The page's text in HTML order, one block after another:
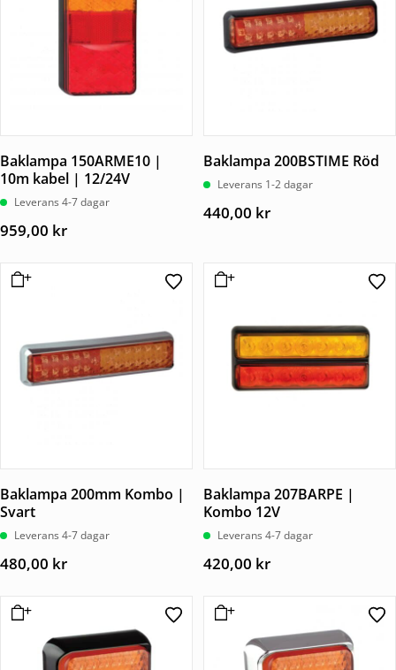
Baklampa 150ARME10 |
10m kabel | 12/24V
Leverans 4-7 dagar
959,00 kr
Baklampa 200BSTIME Röd
Leverans 1-2 dagar
440,00 kr
Baklampa 200mm Kombo |
Svart
Leverans 4-7 dagar
480,00 kr
Baklampa 207BARPE |
Kombo 12V
Leverans 4-7 dagar
420,00 kr